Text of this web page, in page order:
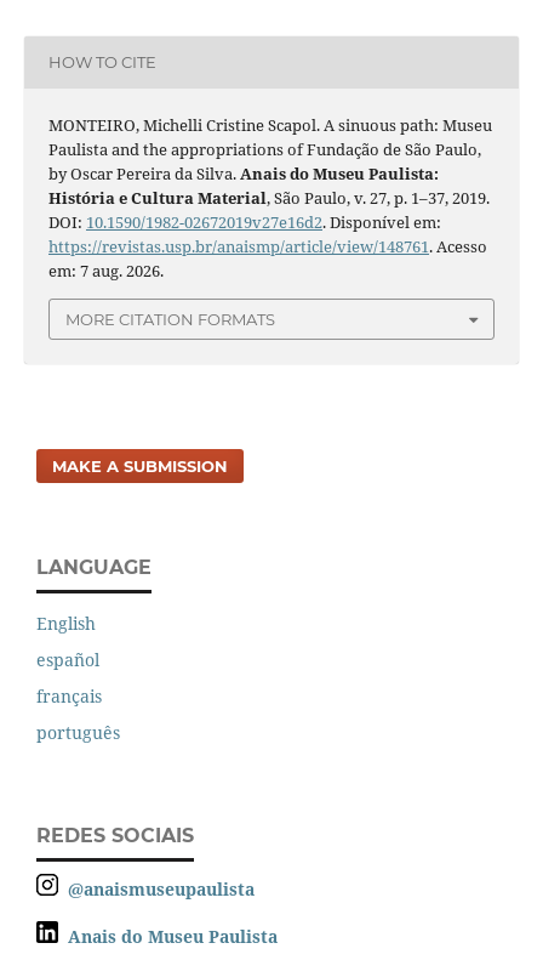
HOW TO CITE
MONTEIRO, Michelli Cristine Scapol. A sinuous path: Museu
Paulista and the appropriations of Fundação de São Paulo,
by Oscar Pereira da Silva.Anais do Museu Paulista:
História e Cultura Material, São Paulo, v. 27, p. 1–37, 2019.
DOI: 10.1590/1982-02672019v27e16d2. Disponível em:
https://revistas.usp.br/anaismp/article/view/148761. Acesso
em: 7 aug. 2026.
MORE CITATION FORMATS
MAKE A SUBMISSION
LANGUAGE
English
español
français
português
REDES SOCIAIS
@anaismuseupaulista
Anais do Museu Paulista